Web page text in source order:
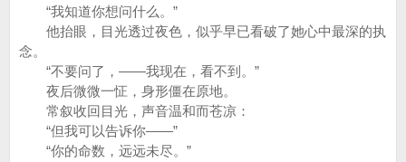
“我知道你想问什么。”
他抬眼，目光透过夜色，似乎早已看破了她心中最深的执
念。
“不要问了，——我现在，看不到。”
夜后微微一怔，身形僵在原地。
常叙收回目光，声音温和而苍凉：
“但我可以告诉你——”
“你的命数，远远未尽。”